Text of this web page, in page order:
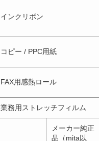
インクリボン
コピー / PPC用紙
FAX用感熱ロール
業務用ストレッチフィルム
メーカー純正
品（mita以